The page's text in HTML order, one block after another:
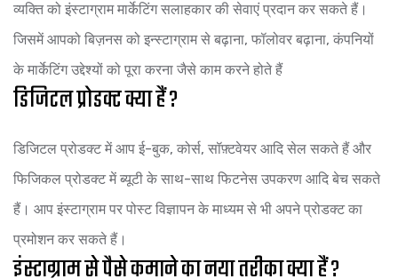
व्यक्ति को इंस्टाग्राम मार्केटिंग सलाहकार की सेवाएं प्रदान कर सकते हैं।
जिसमें आपको बिज़नस को इन्स्टाग्राम से बढ़ाना, फॉलोवर बढ़ाना, कंपनियों
के मार्केटिंग उद्देश्यों को पूरा करना जैसे काम करने होते हैं
डिजिटल प्रोडक्ट क्या हैं ?
डिजिटल प्रोडक्ट में आप ई-बुक, कोर्स, सॉफ़्टवेयर आदि सेल सकते हैं और
फिजिकल प्रोडक्ट में ब्यूटी के साथ-साथ फिटनेस उपकरण आदि बेच सकते
हैं। आप इंस्टाग्राम पर पोस्ट विज्ञापन के माध्यम से भी अपने प्रोडक्ट का
प्रमोशन कर सकते हैं।
इंस्टाग्राम से पैसे कमाने का नया तरीका क्या हैं ?